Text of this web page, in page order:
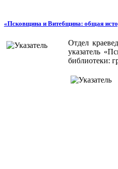
«Псковщина и Витебщина: общая
Отдел
указатель
библиотеки: